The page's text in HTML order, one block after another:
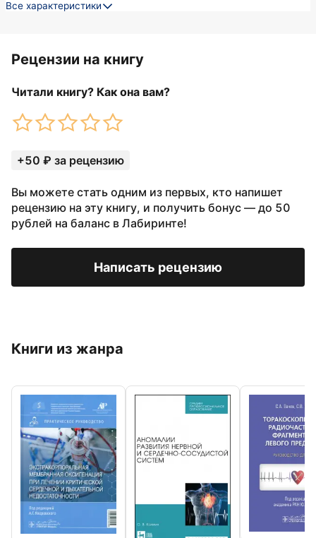
Все характеристики
Рецензии на книгу
Читали книгу? Как она вам?
+50 ₽ за рецензию
Вы можете стать одним из первых, кто напишет
рецензию на эту книгу, и получить бонус — до 50
рублей на баланс в Лабиринте!
Написать рецензию
Книги из жанра